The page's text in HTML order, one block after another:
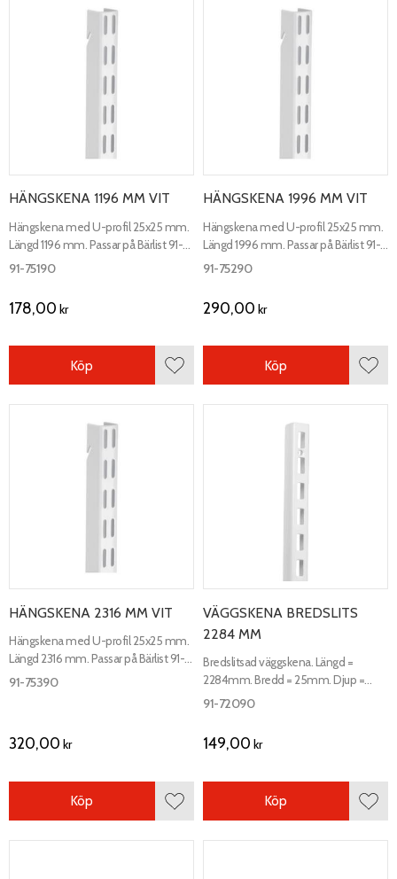
HÄNGSKENA 1196 MM VIT
Hängskena med U-profil 25x25 mm.
Längd 1196 mm. Passar på Bärlist 91-
74290.
91-75190
178,00 kr
Lägg till i favoriter
Köp
HÄNGSKENA 1996 MM VIT
Hängskena med U-profil 25x25 mm.
Längd 1996 mm. Passar på Bärlist 91-
74290.
91-75290
290,00 kr
Köp
HÄNGSKENA 2316 MM VIT
Hängskena med U-profil 25x25 mm.
Längd 2316 mm. Passar på Bärlist 91-
74290.
91-75390
320,00 kr
Lägg till i favoriter
Köp
VÄGGSKENA BREDSLITS
2284 MM
Bredslitsad väggskena. Längd =
2284mm. Bredd = 25mm. Djup =
22mm.
91-72090
149,00 kr
Köp